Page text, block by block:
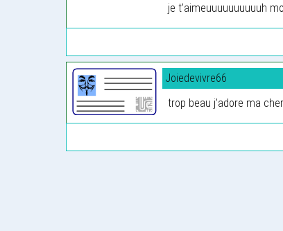
je t’aimeuuuuuuuuuuh
Joiedevivre66
trop beau j’adore ma